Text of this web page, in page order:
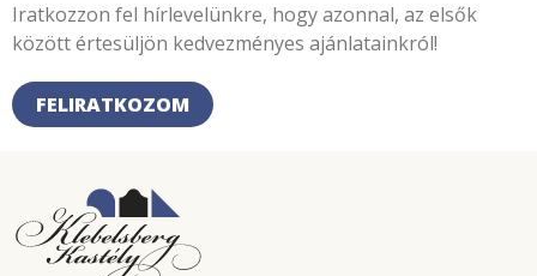
Iratkozzon fel hírlevelünkre, hogy azonnal, az elsők
között értesüljön kedvezményes ajánlatainkról!
FELIRATKOZOM